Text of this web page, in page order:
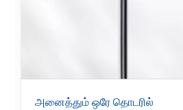
அனைத்தும் ஒரே தொடரில்